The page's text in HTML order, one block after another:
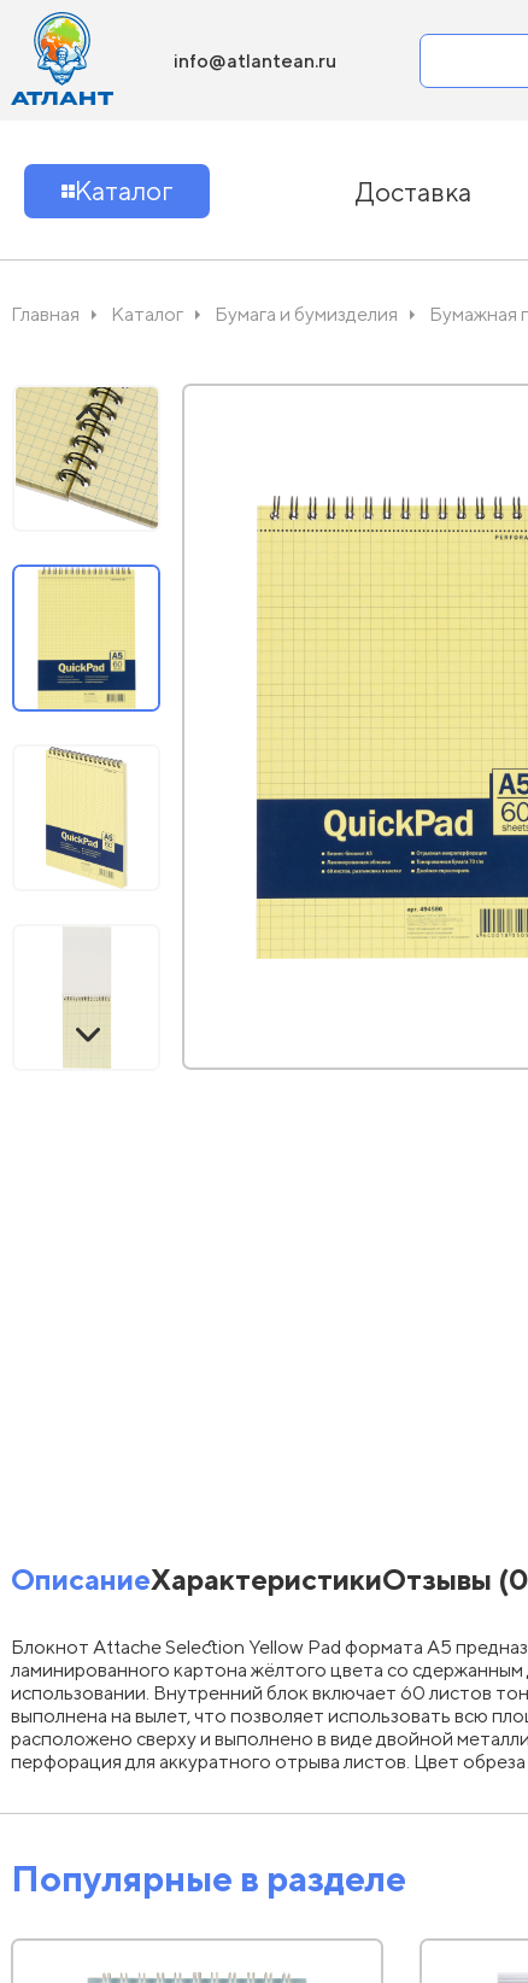
info@atlantean.ru
Каталог Доставка
Главная Каталог Бумага и бумизделия Бумажная
ОписаниеХарактеристикиОтзывы
Блокнот Attache Selection Yellow Pad формата А5
ламинированного картона жёлтого цвета со
использовании. Внутренний блок включает 60 листов
выполнена на вылет, что позволяет использовать всю
расположено сверху и выполнено в виде двойной
перфорация для аккуратного отрыва листов. Цвет
Популярные в разделе